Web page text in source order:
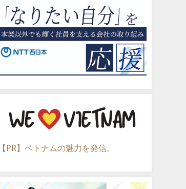
【PR】ベトナムの魅力を発信。